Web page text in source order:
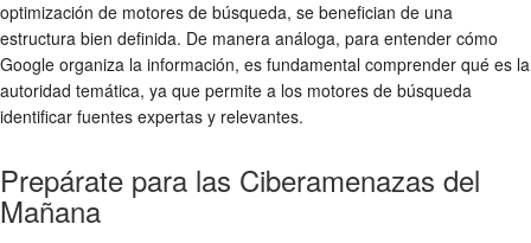
optimización de motores de búsqueda, se benefician de una
estructura bien definida. De manera análoga, para entender cómo
Google organiza la información, es fundamental comprender qué es la
autoridad temática, ya que permite a los motores de búsqueda
identificar fuentes expertas y relevantes.
Prepárate para las Ciberamenazas del
Mañana